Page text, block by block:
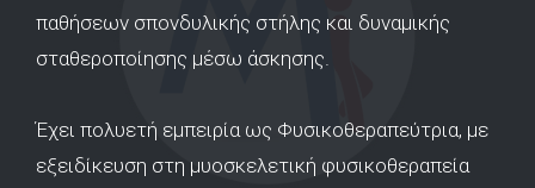
παθήσεων σπονδυλικής στήλης και δυναμικής
σταθεροποίησης μέσω άσκησης.
Έχει πολυετή εμπειρία ως Φυσικοθεραπεύτρια, με
εξειδίκευση στη μυοσκελετική φυσικοθεραπεία